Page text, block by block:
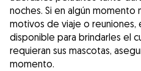
noches. Si en algún
motivos de viaje o
disponible para brindarles el
requieran sus mascotas,
momento.